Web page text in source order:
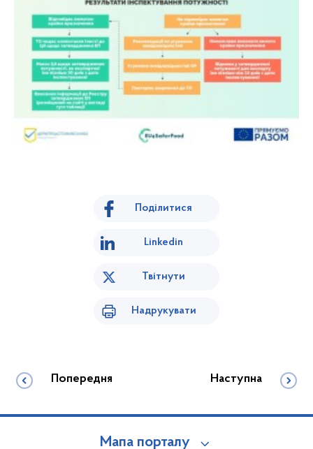
Поділитися
Linkedin
Твітнути
Надрукувати
Попередня Наступна
Мапа порталу